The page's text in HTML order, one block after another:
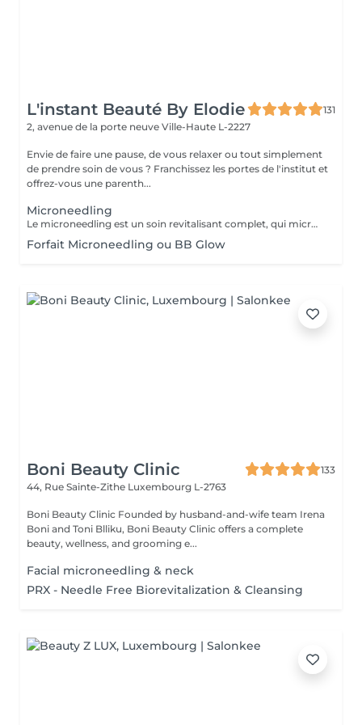
L'instant Beauté By Elodie
131
2, avenue de la porte neuve Ville-Haute L-2227
Envie de faire une pause, de vous relaxer ou tout simplement
de prendre soin de vous ? Franchissez les portes de l'institut et
offrez-vous une parenth...
Microneedling
Le microneedling est un soin revitalisant complet, qui micro perfore la peau et qui a pour but de réactiver la production de collagène dans la peau, de relancer le processus de cicatrisation du derme et de mieux faire pénétrer les soins que l'on met sur la peau. Nombre de séance : Trois séances minimum espacé de 10 à 15 jours, cela dépends de votre typologie de peau ainsi que votre hygiène de vie. Le soin permet de traiter : Un teint terne Des cicatrices d'acnés Un relâchement cutané Les rides et ridules Les taches de vieillesse, de soleil, de grossesse D'éliminer les points noir Resserrer les ports dilatés et lisser la peau Hydrater la peau en profondeur Contre indication : Grossesse, allaitement Eczéma, psorasis Brulures Personnes ayant un diagnostic de cancer Post microneedling : Ne pas mettre d'eau ou humidifier le visage pendant 12H Pas de maquillage pendant 24H à 48H Eviter le soleil en exposition directe et les uv en institut pendant 15 jours Pas de peeling/ laser pendant 2
Forfait Microneedling ou BB Glow
Boni Beauty Clinic
133
44, Rue Sainte-Zithe Luxembourg L-2763
Boni Beauty Clinic Founded by husband-and-wife team Irena
Boni and Toni Blliku, Boni Beauty Clinic offers a complete
beauty, wellness, and grooming e...
Facial microneedling & neck
PRX - Needle Free Biorevitalization & Cleansing